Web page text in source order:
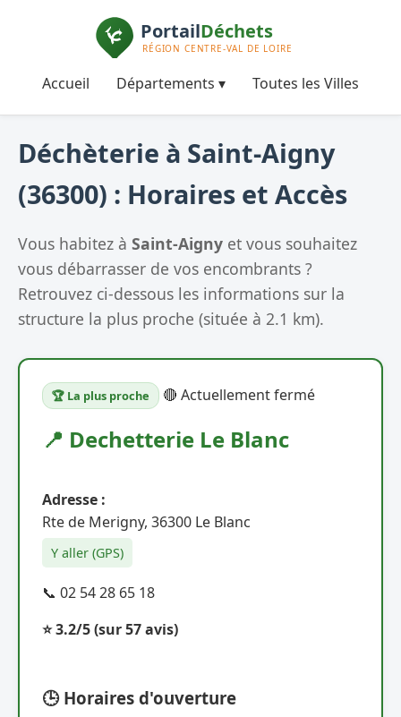
Accueil Départements ▾ Toutes les Villes
Déchèterie à Saint-Aigny
(36300) : Horaires et Accès
Vous habitez à Saint-Aigny et vous souhaitez
vous débarrasser de vos encombrants ?
Retrouvez ci-dessous les informations sur la
structure la plus proche (située à 2.1 km).
🏆 La plus proche 🔴 Actuellement fermé
📍 Dechetterie Le Blanc
Adresse :
Rte de Merigny, 36300 Le Blanc
Y aller (GPS)
📞 02 54 28 65 18
⭐ 3.2/5(sur 57 avis)
🕒 Horaires d'ouverture